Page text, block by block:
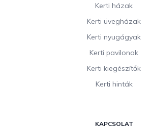
Kerti házak
Kerti üvegházak
Kerti nyugágyak
Kerti pavilonok
Kerti kiegészítők
Kerti hinták
KAPCSOLAT